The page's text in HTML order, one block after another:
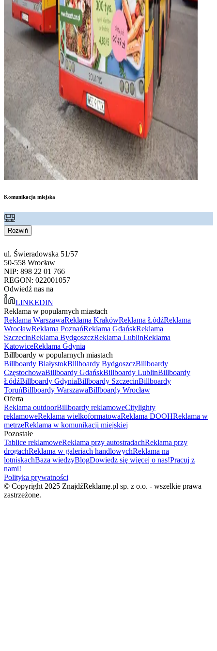
Komunikacja miejska
Rozwiń
ul. Świeradowska 51/57
50-558 Wrocław
NIP: 898 22 01 766
REGON: 022001057
Odwiedź nas na
LINKEDIN
Reklama w popularnych miastach
Reklama WarszawaReklama KrakówReklama ŁódźReklama
WrocławReklama PoznańReklama GdańskReklama
SzczecinReklama BydgoszczReklama LublinReklama
KatowiceReklama Gdynia
Billboardy w popularnych miastach
Billboardy BiałystokBillboardy BydgoszczBillboardy
CzęstochowaBillboardy GdańskBillboardy LublinBillboardy
ŁódźBillboardy GdyniaBillboardy SzczecinBillboardy
ToruńBillboardy WarszawaBillboardy Wrocław
Oferta
Reklama outdoorBillboardy reklamoweCitylighty
reklamoweReklama wielkoformatowaReklama DOOHReklama w
metrzeReklama w komunikacji miejskiej
Pozostałe
Tablice reklamoweReklama przy autostradachReklama przy
drogachReklama w galeriach handlowychReklama na
lotniskachBaza wiedzyBlogDowiedz się więcej o nas!Pracuj z
nami!
Polityka prywatności
© Copyright 2025 ZnajdźReklamę.pl sp. z o.o. - wszelkie prawa
zastrzeżone.